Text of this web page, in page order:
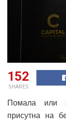
152
SHARES
Помала или
присутна на